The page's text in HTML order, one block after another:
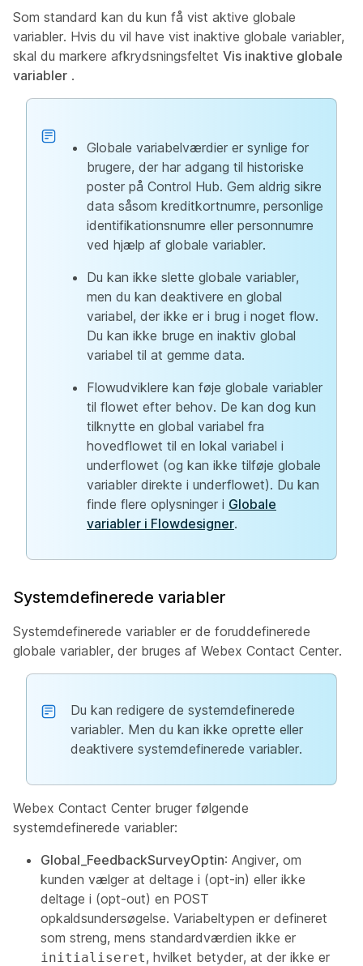
Som standard kan du kun få vist aktive globale
variabler. Hvis du vil have vist inaktive globale variabler,
skal du markere afkrydsningsfeltet Vis inaktive globale
variabler .
Globale variabelværdier er synlige for
brugere, der har adgang til historiske
poster på Control Hub. Gem aldrig sikre
data såsom kreditkortnumre, personlige
identifikationsnumre eller personnumre
ved hjælp af globale variabler.
Du kan ikke slette globale variabler,
men du kan deaktivere en global
variabel, der ikke er i brug i noget flow.
Du kan ikke bruge en inaktiv global
variabel til at gemme data.
Flowudviklere kan føje globale variabler
til flowet efter behov. De kan dog kun
tilknytte en global variabel fra
hovedflowet til en lokal variabel i
underflowet (og kan ikke tilføje globale
variabler direkte i underflowet). Du kan
finde flere oplysninger i Globale
variabler i Flowdesigner.
Systemdefinerede variabler
Systemdefinerede variabler er de foruddefinerede
globale variabler, der bruges af Webex Contact Center.
Du kan redigere de systemdefinerede
variabler. Men du kan ikke oprette eller
deaktivere systemdefinerede variabler.
Webex Contact Center bruger følgende
systemdefinerede variabler:
Global_FeedbackSurveyOptin: Angiver, om
kunden vælger at deltage i (opt-in) eller ikke
deltage i (opt-out) en POST
opkaldsundersøgelse. Variabeltypen er defineret
som streng, mens standardværdien ikke er
initialiseret, hvilket betyder, at der ikke er